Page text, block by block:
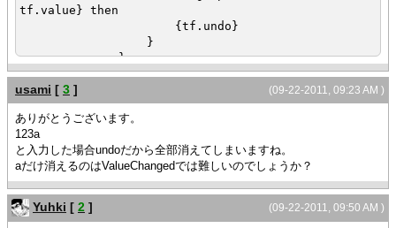
tf.value} then
{tf.undo}
}
}
}
}
{value
{HBox
tf
}
}
(09-22-2011, 09:23 AM )
usami [ 3 ]
ありがとうございます。
123a
と入力した場合undoだから全部消えてしまいますね。
aだけ消えるのはValueChangedでは難しいのでしょうか？
(09-22-2011, 09:50 AM )
Yuhki [ 2 ]